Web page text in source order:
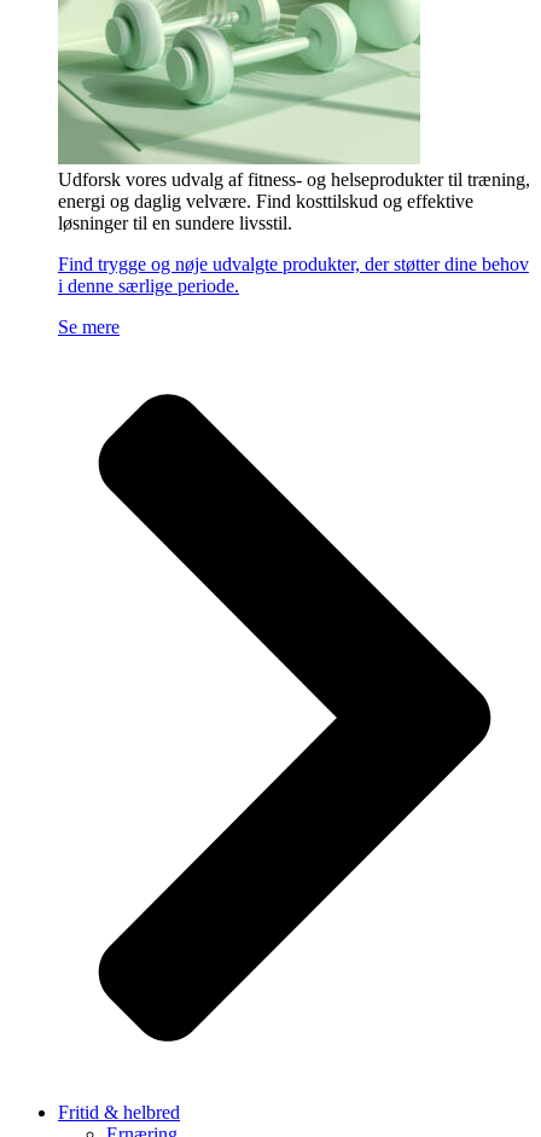
Udforsk vores udvalg af fitness- og helseprodukter til træning,
energi og daglig velvære. Find kosttilskud og effektive
løsninger til en sundere livsstil.
Find trygge og nøje udvalgte produkter, der støtter dine behov
i denne særlige periode.
Se mere
Fritid & helbred